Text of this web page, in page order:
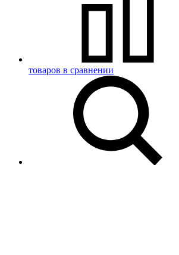
товаров в сравнении